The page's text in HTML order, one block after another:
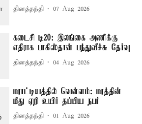
தினத்தந்தி 07 Aug 2026
கடைசி டி20: இலங்கை அணிக்கு
எதிராக பாகிஸ்தான் பந்துவீச்சு தேர்வு
தினத்தந்தி 04 Aug 2026
மராட்டியத்தில் வெள்ளம்: மரத்தின்
மீது ஏறி உயிர் தப்பிய நபர்
தினத்தந்தி 01 Aug 2026